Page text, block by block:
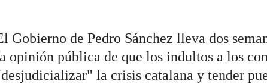
Gobierno de Pedro Sánchez lleva dos
opinión pública de que los indultos a los
la crisis catalana y tender